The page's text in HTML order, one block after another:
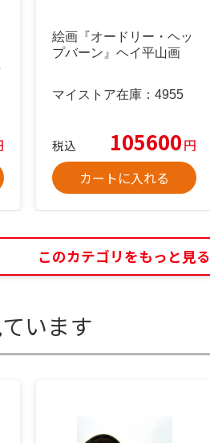
絵画『オードリー・ヘッ
プバーン』ヘイ平山画
マイストア在庫： 4955
税込 105600円
カートに入れる
このカテゴリをもっと見る
います